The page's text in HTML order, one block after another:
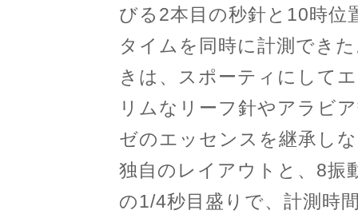
びる2本目の秒針と10時
タイムを同時に計測でき
きは、スポーティにして
リムなリーフ針やアラビ
ゼのエッセンスを継承し
独自のレイアウトと、8振
の1/4秒目盛りで、計測時